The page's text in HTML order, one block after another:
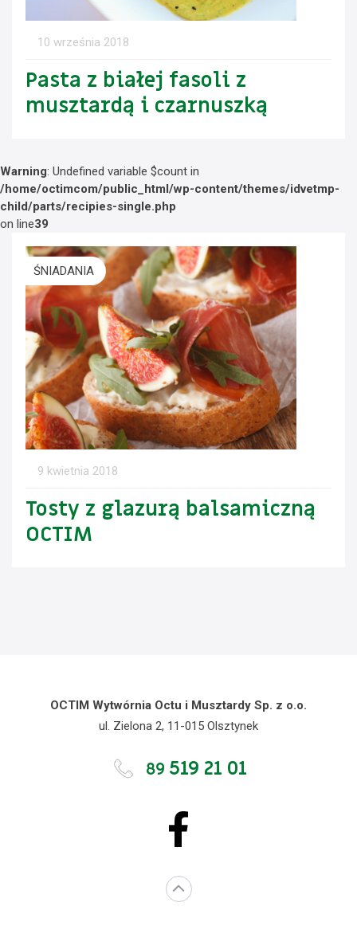
10 września 2018
Pasta z białej fasoli z
musztardą i czarnuszką
Warning: Undefined variable $count in
/home/octimcom/public_html/wp-content/themes/idvetmp-
child/parts/recipies-single.php
on line39
ŚNIADANIA
9 kwietnia 2018
Tosty z glazurą balsamiczną
OCTIM
OCTIM Wytwórnia Octu i Musztardy Sp. z o.o.
ul. Zielona 2, 11-015 Olsztynek
89 519 21 01